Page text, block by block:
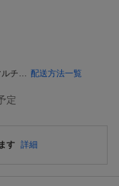
アマゾン社配送サービス（FBAマルチチャネルサービス）、ヤマト運輸等 配送方法一覧
定
す 詳細